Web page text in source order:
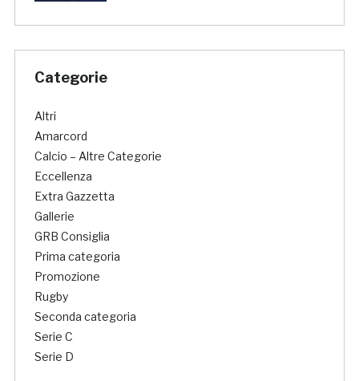
Categorie
Altri
Amarcord
Calcio – Altre Categorie
Eccellenza
Extra Gazzetta
Gallerie
GRB Consiglia
Prima categoria
Promozione
Rugby
Seconda categoria
Serie C
Serie D